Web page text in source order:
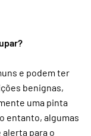
e podem ter
benignas,
uma pinta
entanto, algumas
para o